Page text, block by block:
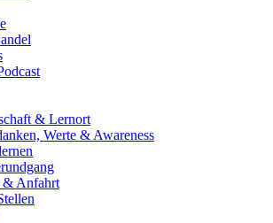
& Lernort
Werte & Awareness
Anfahrt